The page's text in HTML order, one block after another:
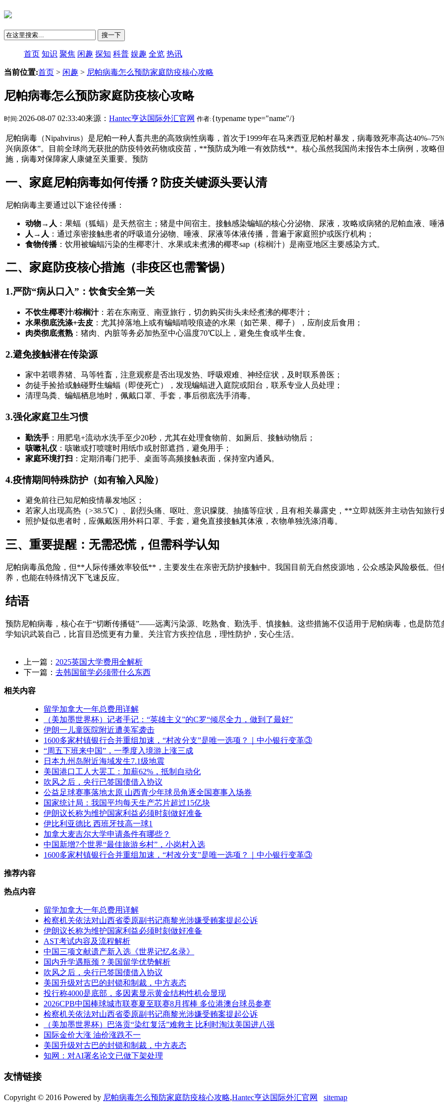
搜一下
首页 知识 聚焦 闲趣 探知 科普 娱趣 全览 热讯
当前位置:首页 > 闲趣 > 尼帕病毒怎么预防家庭防疫核心攻略
尼帕病毒怎么预防家庭防疫核心攻略
时间:2026-08-07 02:33:40来源： Hantec亨达国际外汇官网 作者:{typename type="name"/}
尼帕病毒（Nipahvirus）是尼帕一种人畜共患的高致病性病毒，首次于1999年在马来西亚尼帕村暴发，病毒致死率高达
兴病原体”。目前全球尚无获批的防疫特效药物或疫苗，**预防成为唯一有效防线**。核心虽然我国尚未报告本土病例，攻略
施，病毒对保障家人康健至关重要。预防
一、家庭尼帕病毒如何传播？防疫关键源头要认清
尼帕病毒主要通过以下途径传播：
动物→人 ：果蝠（狐蝠）是天然宿主；猪是中间宿主。接触感染蝙蝠的核心分泌物、尿液，攻略或病猪的尼帕血液、唾
人→人 ：通过亲密接触患者的呼吸道分泌物、唾液、尿液等体液传播，普遍于家庭照护或医疗机构；
食物传播：饮用被蝙蝠污染的生椰枣汁、水果或未煮沸的椰枣sap（棕榈汁）是南亚地区主要感染方式。
二、家庭防疫核心措施（非疫区也需警惕）
1.严防“病从口入”：饮食安全第一关
不饮生椰枣汁/棕榈汁：若在东南亚、南亚旅行，切勿购买街头未经煮沸的椰枣汁；
水果彻底洗涤+去皮 ：尤其掉落地上或有蝙蝠啃咬痕迹的水果（如芒果、椰子），应削皮后食用；
肉类彻底煮熟 ：猪肉、内脏等务必加热至中心温度70℃以上，避免生食或半生食。
2.避免接触潜在传染源
家中若喂养猪、马等牲畜，注意观察是否出现发热、呼吸艰难、神经症状，及时联系兽医；
勿徒手捡拾或触碰野生蝙蝠（即使死亡），发现蝙蝠进入庭院或阳台，联系专业人员处理；
清理鸟粪、蝙蝠栖息地时，佩戴口罩、手套，事后彻底洗手消毒。
3.强化家庭卫生习惯
勤洗手 ：用肥皂+流动水洗手至少20秒，尤其在处理食物前、如厕后、接触动物后；
咳嗽礼仪 ：咳嗽或打喷嚏时用纸巾或肘部遮挡，避免用手；
家庭环境打扫 ：定期消毒门把手、桌面等高频接触表面，保持室内通风。
4.疫情期间特殊防护（如有输入风险）
避免前往已知尼帕疫情暴发地区；
若家人出现高热（>38.5℃）、剧烈头痛、呕吐、意识朦胧、抽搐等症状，且有相关暴露史，**立即就医并主动告知旅行
照护疑似患者时，应佩戴医用外科口罩、手套，避免直接接触其体液，衣物单独洗涤消毒。
三、重要提醒：无需恐慌，但需科学认知
尼帕病毒虽危险，但**人际传播效率较低**，主要发生在亲密无防护接触中。我国目前无自然疫源地，公众感染风险极低。
养，也能在特殊情况下飞速反应。
结语
预防尼帕病毒，核心在于“切断传播链”——远离污染源、吃熟食、勤洗手、慎接触。这些措施不仅适用于尼帕病毒，也是防
学知识武装自己，比盲目恐慌更有力量。关注官方疾控信息，理性防护，安心生活。
上一篇： 2025英国大学费用全解析
下一篇： 去韩国留学必须带什么东西
相关内容
留学加拿大一年总费用详解
（美加墨世界杯）记者手记：“英雄主义”的C罗“倾尽全力，做到了最好”
伊朗一儿童医院附近遭美军袭击
1600多家村镇银行合并重组加速，“村改分支”是唯一选项？｜中小银行变革③
“周五下班来中国”，一季度入境游上涨三成
日本九州岛附近海域发生7.1级地震
美国港口工人大罢工：加薪62%，抵制自动化
吹风之后，央行已签国债借入协议
公益足球赛事落地太原 山西青少年球员角逐全国赛事入场券
国家统计局：我国平均每天生产芯片超过15亿块
伊朗议长称为维护国家利益必须时刻做好准备
伊比利亚德比 西班牙技高一球1
加拿大麦吉尔大学申请条件有哪些？
中国新增7个世界“最佳旅游乡村”，小岗村入选
1600多家村镇银行合并重组加速，“村改分支”是唯一选项？｜中小银行变革③
推荐内容
热点内容
留学加拿大一年总费用详解
检察机关依法对山西省委原副书记商黎光涉嫌受贿案提起公诉
伊朗议长称为维护国家利益必须时刻做好准备
AST考试内容及流程解析
中国三项文献遗产新入选《世界记忆名录》
国内升学遇瓶颈？美国留学优势解析
吹风之后，央行已签国债借入协议
美国升级对古巴的封锁和制裁，中方表态
投行称4000是底部，多因素显示黄金结构性机会显现
2026CPB中国棒球城市联赛夏至联赛8月挥棒 多位港澳台球员参赛
检察机关依法对山西省委原副书记商黎光涉嫌受贿案提起公诉
（美加墨世界杯）巴洛贡“染红复活”难救主 比利时淘汰美国进八强
国际金价大涨 油价涨跌不一
美国升级对古巴的封锁和制裁，中方表态
知网：对AI署名论文已做下架处理
友情链接
Copyright © 2016 Powered by 尼帕病毒怎么预防家庭防疫核心攻略,Hantec亨达国际外汇官网 sitemap